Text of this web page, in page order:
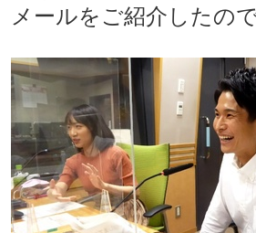
メールをご紹介したの